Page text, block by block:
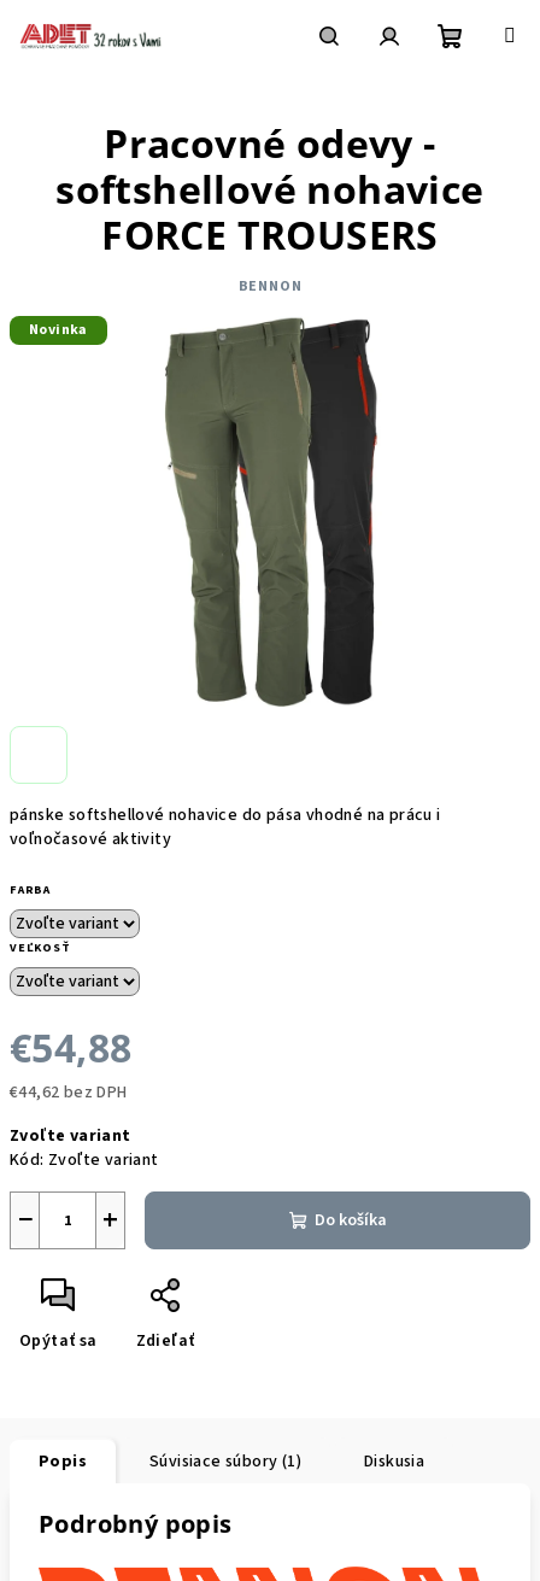
pánske softshellové nohavice do pása vhodné na prácu i
voľnočasové aktivity
FARBA
VEĽKOSŤ
€54,88
€44,62 bez DPH
cena:
Zvoľte variant
Kód: Zvoľte variant
+
− Do košíka
Opýtať sa Zdieľať
Pracovné odevy -
softshellové nohavice
FORCE TROUSERS
BENNON
Novinka
Popis Súvisiace súbory (1) Diskusia
Podrobný popis